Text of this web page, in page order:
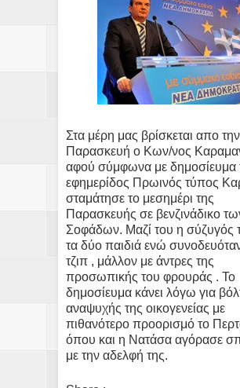
Στα μέρη μας βρίσκεται απο την
Παρασκευή ο Κων/νος
αφού σύμφωνα με δημοσίευμα
εφημερίδος Πρωινός τύπος
σταμάτησε το μεσημέρι της
Παρασκευής σε βενζινάδικο
Σοφάδων. Μαζί του η σύζυγός
τα δύο παιδιά ενώ
τζιπ , μάλλον με άντρες της
προσωπικής του φρουράς . Το
δημοσίευμα κάνει λόγω για
αναψυχής της οικογενείας με
πιθανότερο προορισμό το
όπου και η Νατάσα αγόρασε
με την αδελφή της.